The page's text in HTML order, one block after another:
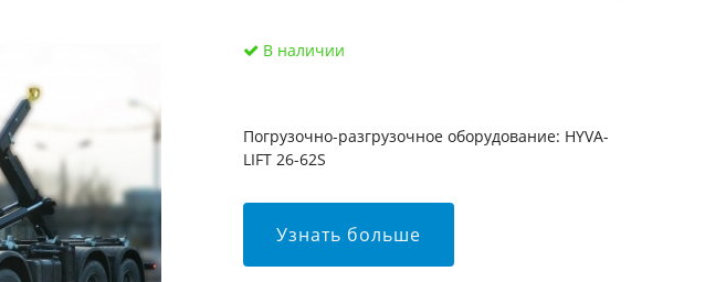
В наличии
Погрузочно-разгрузочное оборудование: HYVA-
LIFT 26-62S
Узнать больше